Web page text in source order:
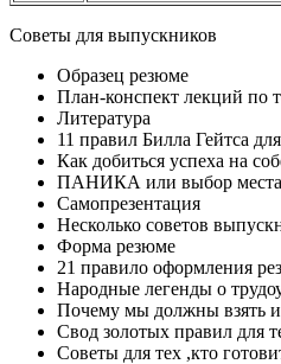
Советы для выпускников
Образец резюме
План-конспект лекций по
Литература
11 правил Билла Гейтса
Как добиться успеха на
ПАНИКА или выбор места
Самопрезентация
Несколько советов
Форма резюме
21 правило оформления
Народные легенды о
Почему мы должны взять
Свод золотых правил для
Советы для тех ,кто